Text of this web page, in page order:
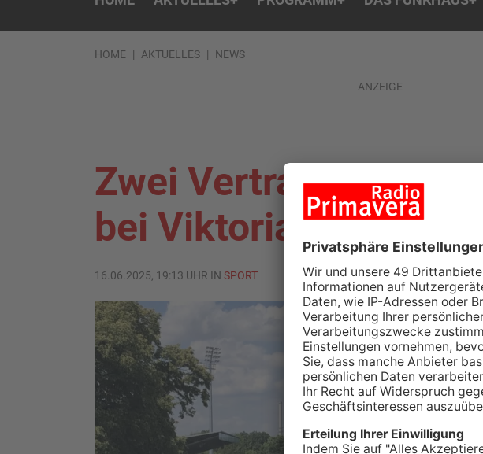
HOME AKTUELLES NEWS
ANZEIGE
Zwei
bei Viktoria
16.06.2025, 19:13 UHR IN SPORT